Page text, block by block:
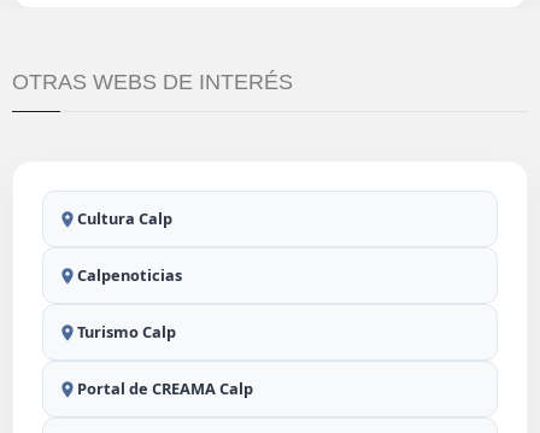
OTRAS WEBS DE INTERÉS
Cultura Calp
Calpenoticias
Turismo Calp
Portal de CREAMA Calp